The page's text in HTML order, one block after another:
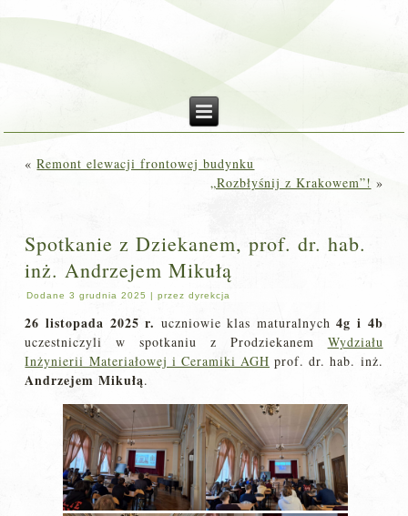
«Remont elewacji frontowej budynku
„Rozbłyśnij z Krakowem”! »
Spotkanie z Dziekanem, prof. dr. hab.
inż. Andrzejem Mikułą
Dodane 3 grudnia 2025 |przez dyrekcja
26 listopada 2025 r. uczniowie klas maturalnych4g i 4b
uczestniczyli w spotkaniu z Prodziekanem Wydziału
Inżynierii Materiałowej i Ceramiki AGH prof. dr. hab. inż.
Andrzejem Mikułą.